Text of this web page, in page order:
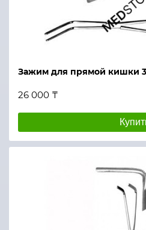
Зажим для прямой кишки
26 000 ₸